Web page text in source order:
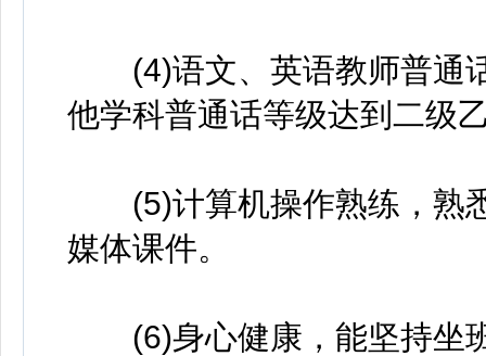
(4)语文、英语教师普通
他学科普通话等级达到二级
(5)计算机操作熟练，熟
媒体课件。
(6)身心健康，能坚持坐